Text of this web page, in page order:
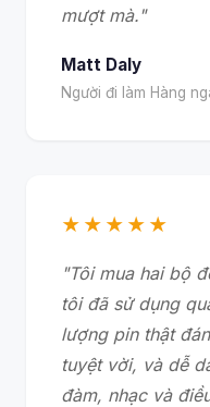
mượt mà."
Matt Daly
Người đi làm Hàng
★★★★★
"Tôi mua hai bộ
tôi đã sử dụng
lượng pin thật
tuyệt vời, và dễ
đàm, nhạc và